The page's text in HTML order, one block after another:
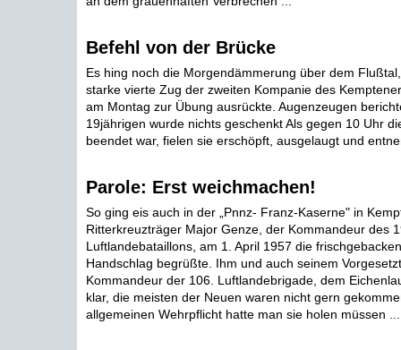
Befehl von der Brücke
Es hing noch die Morgendämmerung über dem
starke vierte Zug der zweiten Kompanie des
am Montag zur Übung ausrückte. Augenzeugen
19jährigen wurde nichts geschenkt Als gegen 10 Uhr
beendet war, fielen sie erschöpft, ausgelaugt und
Parole: Erst weichmachen!
So ging eis auch in der „Pnnz- Franz-Kaserne" in
Ritterkreuzträger Major Genze, der Kommandeur des
Luftlandebataillons, am 1. April 1957 die
Handschlag begrüßte. Ihm und auch seinem
Kommandeur der 106. Luftlandebrigade, dem
klar, die meisten der Neuen waren nicht gern
allgemeinen Wehrpflicht hatte man sie holen müssen ...